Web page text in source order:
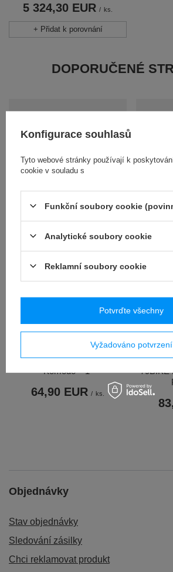
5 324,30 EUR / ks.
+ Přidat k porovnání
DOPORUČENÉ
Sur-Ron Light Bee
Sada
pro Sur-
Přední zvýšení řídítek Talaria
Komodo – 1"
64,90 EUR / ks.
79BIKE
Objednávky
Stav objednávky
Sledování zásilky
Chci reklamovat produkt
Konfigurace souhlasů
Tyto webové stránky používají k
cookie v souladu s
Funkční soubory cookie
Analytické soubory cookie
Reklamní soubory cookie
Vyžadováno potvrzení
Potvrďte všechny